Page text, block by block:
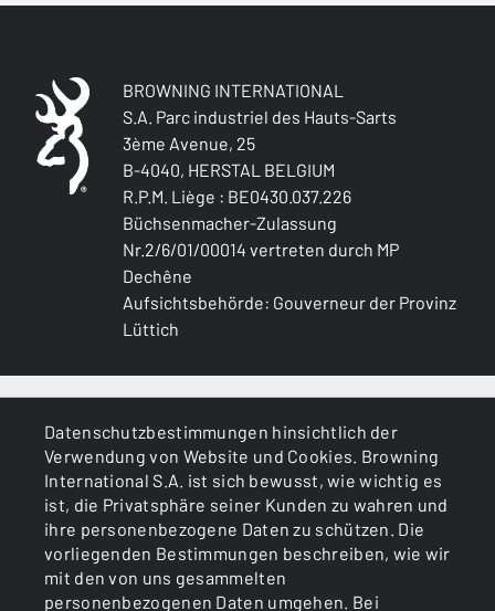
Datenschutzbestimmungen hinsichtlich der
Verwendung von Website und Cookies. Browning
International S.A. ist sich bewusst, wie wichtig es
ist, die Privatsphäre seiner Kunden zu wahren und
ihre personenbezogene Daten zu schützen. Die
vorliegenden Bestimmungen beschreiben, wie wir
mit den von uns gesammelten
personenbezogenen Daten umgehen. Bei
BROWNING INTERNATIONAL
S.A. Parc industriel des Hauts-Sarts
3ème Avenue, 25
B-4040, HERSTAL BELGIUM
R.P.M. Liège : BE0430.037.226
Büchsenmacher-Zulassung
Nr.2/6/01/00014 vertreten durch MP
Dechêne
Aufsichtsbehörde: Gouverneur der Provinz
Lüttich
DIENSTLEISTUNGEN